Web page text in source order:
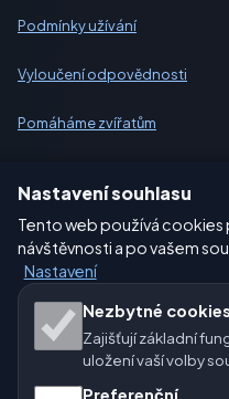
Podmínky užívání
Vyloučení odpovědnosti
Pomáháme zvířatům
Nastavení
Naše
🇨🇿 Česko 🇭🇷
Nastavení souhlasu
Tento web používá
návštěvnosti a po vašem
Nastavení
Nezbytné cookies
Zajišťují základní
uložení vaší volby
Preferenční